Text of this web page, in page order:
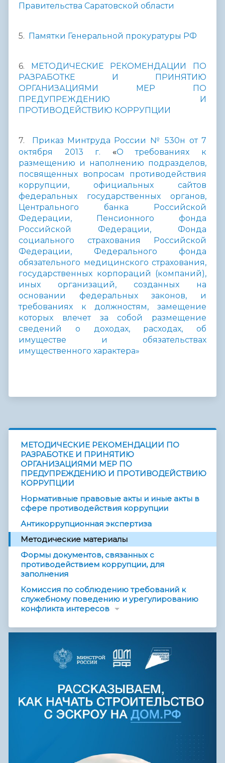
Правительства Саратовской области
5. Памятки Генеральной прокуратуры РФ
6. МЕТОДИЧЕСКИЕ РЕКОМЕНДАЦИИ ПО
РАЗРАБОТКЕ И ПРИНЯТИЮ
ОРГАНИЗАЦИЯМИ МЕР ПО
ПРЕДУПРЕЖДЕНИЮ И
ПРОТИВОДЕЙСТВИЮ КОРРУПЦИИ
7. Приказ Минтруда России № 530н от 7
октября 2013 г. «О требованиях к
размещению и наполнению подразделов,
посвященных вопросам противодействия
коррупции, официальных сайтов
федеральных государственных органов,
Центрального банка Российской
Федерации, Пенсионного фонда
Российской Федерации, Фонда
социального страхования Российской
Федерации, Федерального фонда
обязательного медицинского страхования,
государственных корпораций (компаний),
иных организаций, созданных на
основании федеральных законов, и
требованиях к должностям, замещение
которых влечет за собой размещение
сведений о доходах, расходах, об
имуществе и обязательствах
имущественного характера»
МЕТОДИЧЕСКИЕ РЕКОМЕНДАЦИИ ПО
РАЗРАБОТКЕ И ПРИНЯТИЮ
ОРГАНИЗАЦИЯМИ МЕР ПО
ПРЕДУПРЕЖДЕНИЮ И ПРОТИВОДЕЙСТВИЮ
КОРРУПЦИИ
Нормативные правовые акты и иные акты в
сфере противодействия коррупции
Антикоррупционная экспертиза
Методические материалы
Формы документов, связанных с
противодействием коррупции, для
заполнения
Комиссия по соблюдению требований к
служебному поведению и урегулированию
конфликта интересов